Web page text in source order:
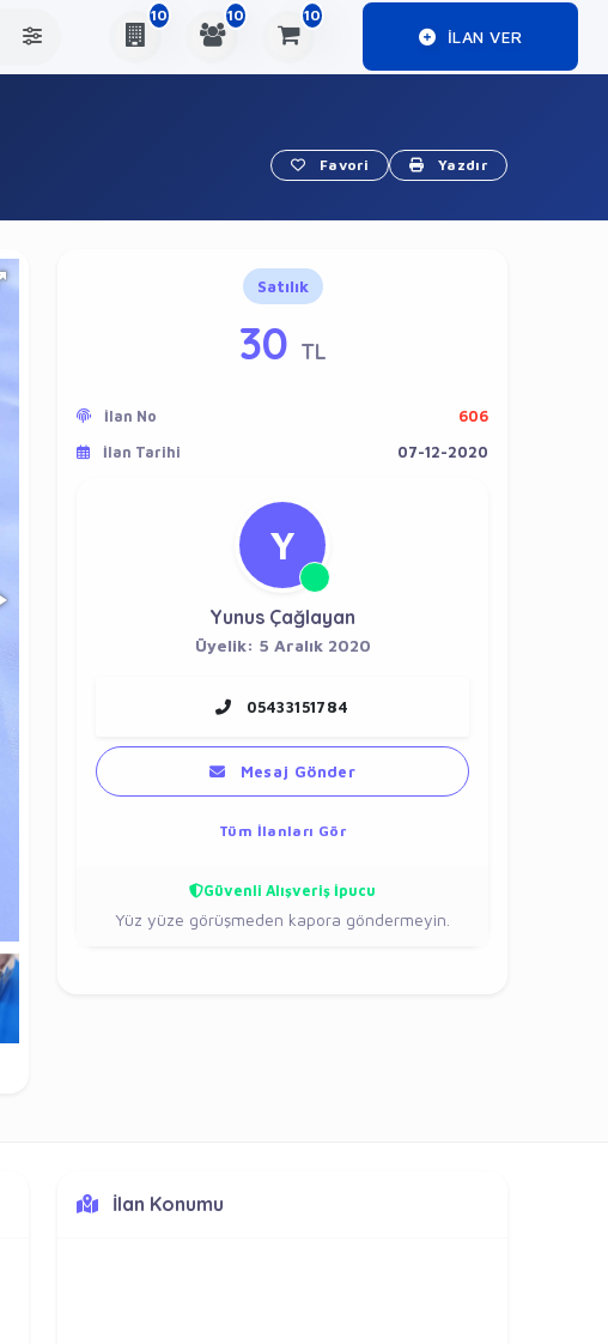
10 10 10
ILAN VER
Favori Yazdır
Satılık
30 TL
İlan No
606
İlan Tarihi
07-12-2020
Y
Yunus Çağlayan
Üyelik: 5 Aralık 2020
05433151784
Mesaj Gönder
Tüm İlanları Gör
Güvenli Alışveriş İpucu
Yüz yüze görüşmeden kapora göndermeyin.
İlan Konumu